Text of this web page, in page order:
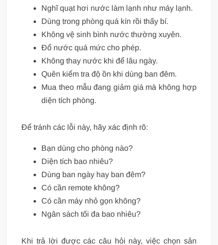
Nghĩ quạt hơi nước làm lạnh như máy lạnh.
Dùng trong phòng quá kín rồi thấy bí.
Không vệ sinh bình nước thường xuyên.
Đổ nước quá mức cho phép.
Không thay nước khi để lâu ngày.
Quên kiểm tra độ ồn khi dùng ban đêm.
Mua theo mẫu đang giảm giá mà không hợp
diện tích phòng.
Để tránh các lỗi này, hãy xác định rõ:
Bạn dùng cho phòng nào?
Diện tích bao nhiêu?
Dùng ban ngày hay ban đêm?
Có cần remote không?
Có cần máy nhỏ gọn không?
Ngân sách tối đa bao nhiêu?
Khi trả lời được các câu hỏi này, việc chọn sản